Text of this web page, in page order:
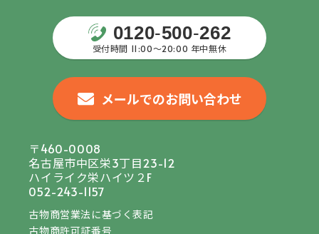
0120-500-262
受付時間 11:00〜20:00 年中無休
メールでのお問い合わせ
〒460-0008
名古屋市中区栄3丁目23-12
ハイライク栄ハイツ２F
052-243-1157
古物商営業法に基づく表記
古物商許可証番号